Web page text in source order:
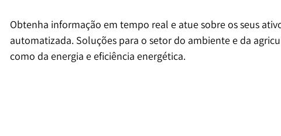
Obtenha informação em tempo real e atue sobre os seus
automatizada. Soluções para o setor do ambiente e da
como da energia e eficiência energética.